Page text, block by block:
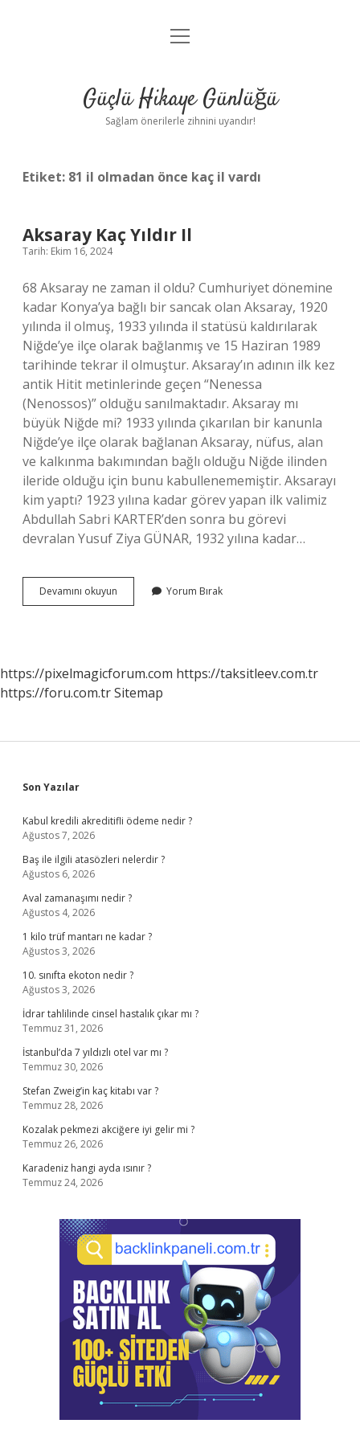
Anasayfa
Yasal Uyarı
menüyü
Güçlü Hikaye Günlüğü
Sağlam önerilerle zihnini uyandır!
Etiket: 81 il olmadan önce kaç il vardı
Aksaray Kaç Yıldır Il
Tarih: Ekim 16, 2024
68 Aksaray ne zaman il oldu? Cumhuriyet dönemine
kadar Konya’ya bağlı bir sancak olan Aksaray, 1920
yılında il olmuş, 1933 yılında il statüsü kaldırılarak
Niğde’ye ilçe olarak bağlanmış ve 15 Haziran 1989
tarihinde tekrar il olmuştur. Aksaray’ın adının ilk kez
antik Hitit metinlerinde geçen “Nenessa
(Nenossos)” olduğu sanılmaktadır. Aksaray mı
büyük Niğde mi? 1933 yılında çıkarılan bir kanunla
Niğde’ye ilçe olarak bağlanan Aksaray, nüfus, alan
ve kalkınma bakımından bağlı olduğu Niğde ilinden
ileride olduğu için bunu kabullenememiştir. Aksarayı
kim yaptı? 1923 yılına kadar görev yapan ilk valimiz
Abdullah Sabri KARTER’den sonra bu görevi
devralan Yusuf Ziya GÜNAR, 1932 yılına kadar…
Devamını okuyun Aksaray
Kaç
Yorum Bırak
https://pixelmagicforum.com https://taksitleev.com.tr
https://foru.com.trSitemap
Sidebar
Son Yazılar
Kabul kredili akreditifli ödeme nedir ?
Ağustos 7, 2026
Baş ile ilgili atasözleri nelerdir ?
Ağustos 6, 2026
Aval zamanaşımı nedir ?
Ağustos 4, 2026
1 kilo trüf mantarı ne kadar ?
Ağustos 3, 2026
10. sınıfta ekoton nedir ?
Ağustos 3, 2026
İdrar tahlilinde cinsel hastalık çıkar mı ?
Temmuz 31, 2026
İstanbul’da 7 yıldızlı otel var mı ?
Temmuz 30, 2026
Stefan Zweig’in kaç kitabı var ?
Temmuz 28, 2026
Kozalak pekmezi akciğere iyi gelir mi ?
Temmuz 26, 2026
Karadeniz hangi ayda ısınır ?
Temmuz 24, 2026